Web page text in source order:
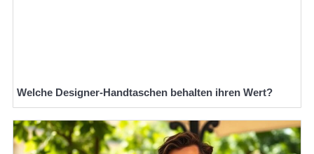
Welche Designer-Handtaschen behalten ihren Wert?